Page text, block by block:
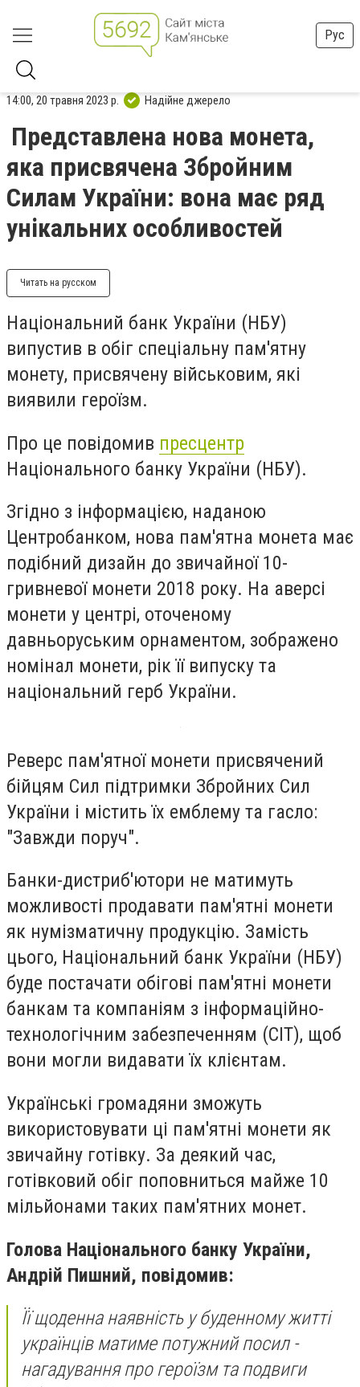
Рус
14:00, 20 травня 2023 р. Надійне джерело
Представлена нова монета,
яка присвячена Збройним
Силам України: вона має ряд
унікальних особливостей
Читать на русском
Національний банк України (НБУ)
випустив в обіг спеціальну пам'ятну
монету, присвячену військовим, які
виявили героїзм.
Про це повідомив пресцентр
Національного банку України (НБУ).
Згідно з інформацією, наданою
Центробанком, нова пам'ятна монета має
подібний дизайн до звичайної 10-
гривневої монети 2018 року. На аверсі
монети у центрі, оточеному
давньоруським орнаментом, зображено
номінал монети, рік її випуску та
національний герб України.
Реверс пам'ятної монети присвячений
бійцям Сил підтримки Збройних Сил
України і містить їх емблему та гасло:
"Завжди поруч".
Банки-дистриб'ютори не матимуть
можливості продавати пам'ятні монети
як нумізматичну продукцію. Замість
цього, Національний банк України (НБУ)
буде постачати обігові пам'ятні монети
банкам та компаніям з інформаційно-
технологічним забезпеченням (СІТ), щоб
вони могли видавати їх клієнтам.
Українські громадяни зможуть
використовувати ці пам'ятні монети як
звичайну готівку. За деякий час,
готівковий обіг поповниться майже 10
мільйонами таких пам'ятних монет.
Голова Національного банку України,
Андрій Пишний, повідомив:
Її щоденна наявність у буденному житті
українців матиме потужний посил -
нагадування про героїзм та подвиги